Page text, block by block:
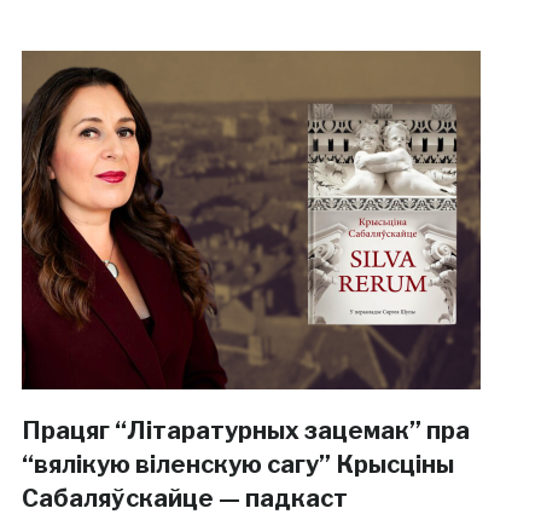
Працяг “Літаратурных зацемак” пра
“вялікую віленскую сагу” Крысціны
Сабаляўскайце — падкаст